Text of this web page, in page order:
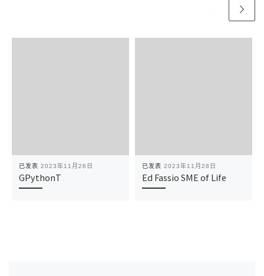
已发表 2023年11月28日
GPythonT
已发表 2023年11月28日
Ed Fassio SME of Life